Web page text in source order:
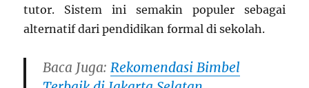
tutor. Sistem ini semakin populer sebagai
alternatif dari pendidikan formal di sekolah.
Baca Juga:Rekomendasi Bimbel